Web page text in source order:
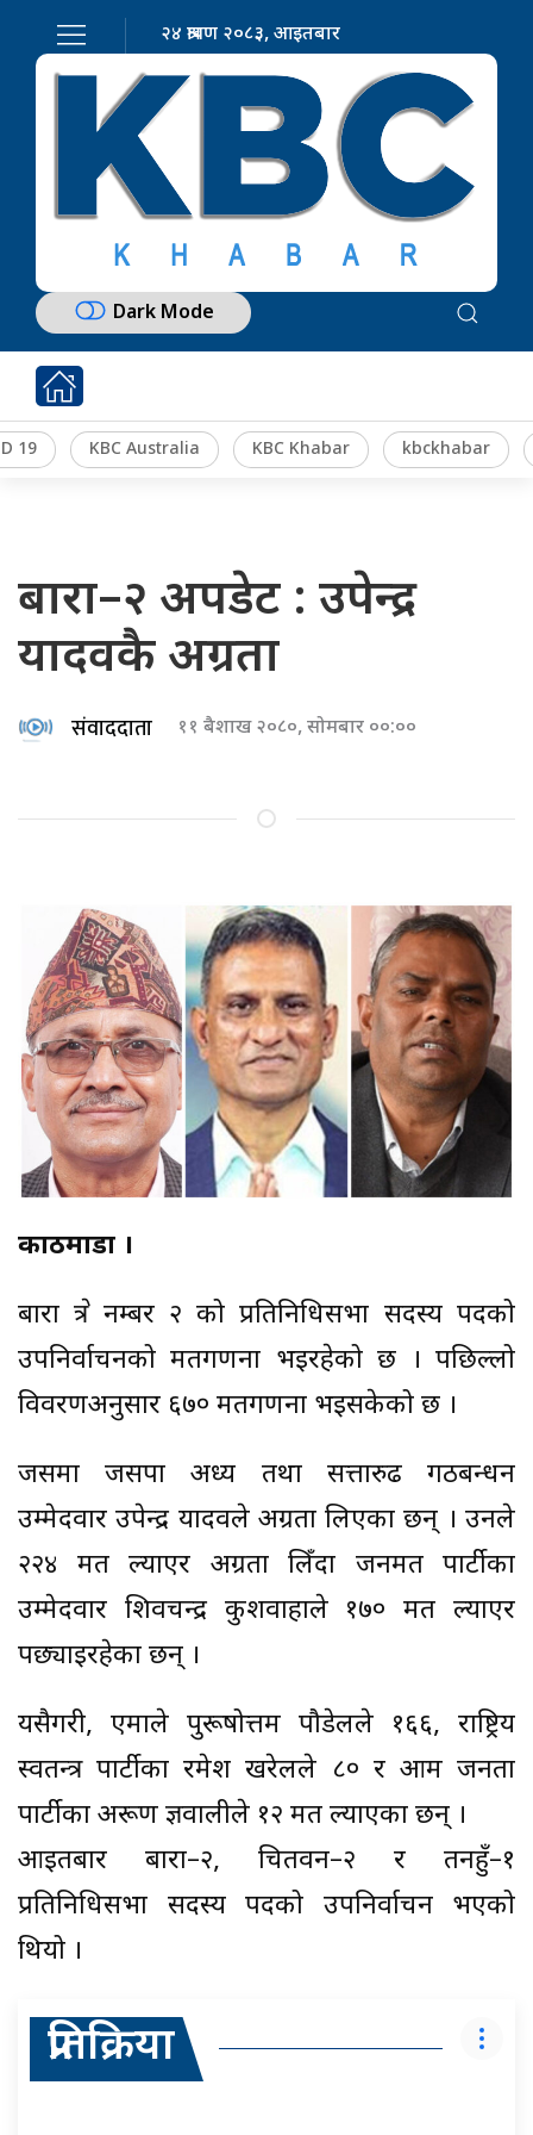
२४ श्रावण २०८३, आइतबार
Dark Mode
19 KBC Australia KBC Khabar kbckhabar
बारा–२ अपडेट : उपेन्द्र
यादवकै अग्रता
संवाददाता ११ बैशाख २०८०, सोमबार ००:००
काठमाडौँ ।
बारा क्षेत्र नम्बर २ को प्रतिनिधिसभा सदस्य पदको
उपनिर्वाचनको मतगणना भइरहेको छ । पछिल्लो
विवरणअनुसार ६७० मतगणना भइसकेको छ ।
जसमा जसपा अध्यक्ष तथा सत्तारुढ गठबन्धन
उम्मेदवार उपेन्द्र यादवले अग्रता लिएका छन् । उनले
२२४ मत ल्याएर अग्रता लिँदा जनमत पार्टीका
उम्मेदवार शिवचन्द्र कुशवाहाले १७० मत ल्याएर
पछ्याइरहेका छन् ।
यसैगरी, एमाले पुरूषोत्तम पौडेलले १६६, राष्ट्रिय
स्वतन्त्र पार्टीका रमेश खरेलले ८० र आम जनता
पार्टीका अरूण ज्ञवालीले १२ मत ल्याएका छन् ।
आइतबार बारा–२, चितवन–२ र तनहुँ–१
प्रतिनिधिसभा सदस्य पदको उपनिर्वाचन भएको
थियो ।
प्रतिक्रिया